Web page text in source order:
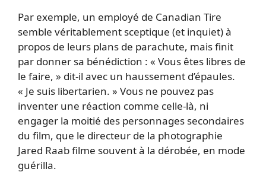
Par exemple, un employé de Canadian Tire
semble véritablement sceptique (et inquiet) à
propos de leurs plans de parachute, mais finit
par donner sa bénédiction : « Vous êtes libres de
le faire, » dit-il avec un haussement d’épaules.
« Je suis libertarien. » Vous ne pouvez pas
inventer une réaction comme celle-là, ni
engager la moitié des personnages secondaires
du film, que le directeur de la photographie
Jared Raab filme souvent à la dérobée, en mode
guérilla.